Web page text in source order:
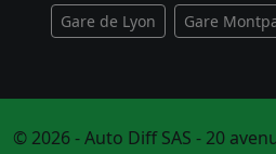
Gare de Lyon Gare
© 2026 - Auto Diff SAS - 20